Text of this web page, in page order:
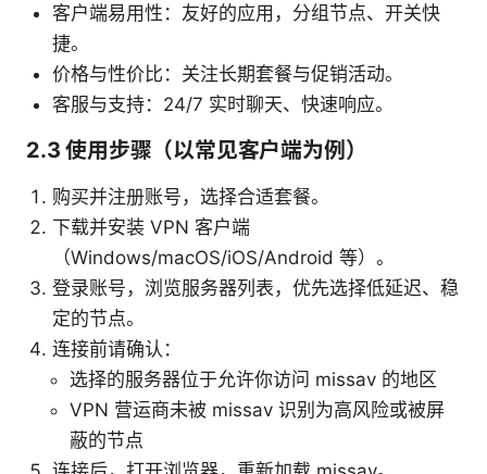
客户端易用性：友好的应用，分组节点、开关快
捷。
价格与性价比：关注长期套餐与促销活动。
客服与支持：24/7 实时聊天、快速响应。
2.3 使用步骤（以常见客户端为例）
购买并注册账号，选择合适套餐。
下载并安装 VPN 客户端
（Windows/macOS/iOS/Android 等）。
登录账号，浏览服务器列表，优先选择低延迟、稳
定的节点。
连接前请确认：
选择的服务器位于允许你访问 missav 的地区
VPN 营运商未被 missav 识别为高风险或被屏
蔽的节点